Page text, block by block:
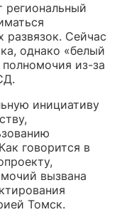
региональный
развязок. Сейчас
однако «белый
из-за
инициативу
говорится в
вызвана
Томск.